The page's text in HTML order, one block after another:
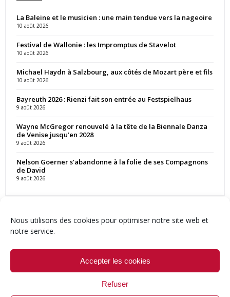
Nous utilisons des cookies pour optimiser notre site web et
notre service.
Accepter les cookies
Refuser
La Baleine et le musicien : une main tendue vers la nageoire
10 août 2026
Festival de Wallonie : les Impromptus de Stavelot
10 août 2026
Michael Haydn à Salzbourg, aux côtés de Mozart père et fils
10 août 2026
Bayreuth 2026 : Rienzi fait son entrée au Festspielhaus
9 août 2026
Wayne McGregor renouvelé à la tête de la Biennale Danza
de Venise jusqu’en 2028
9 août 2026
Nelson Goerner s’abandonne à la folie de ses Compagnons
de David
9 août 2026